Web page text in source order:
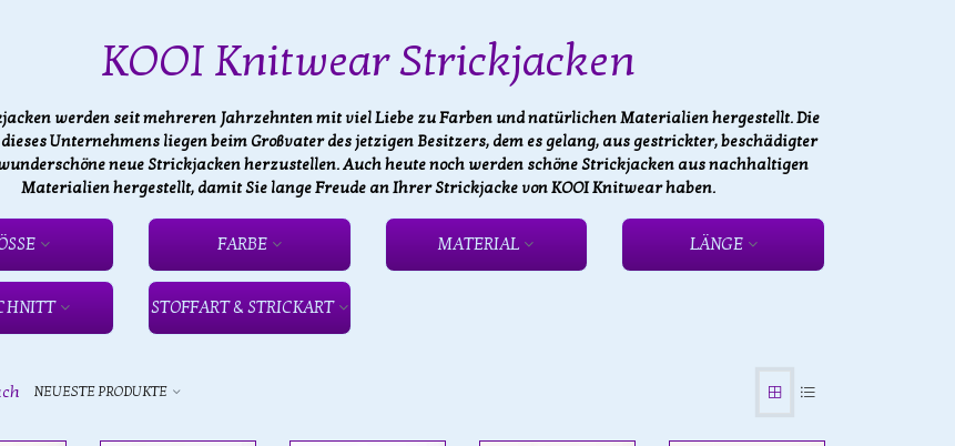
KOOI Knitwear Strickjacken
werden seit mehreren Jahrzehnten mit viel Liebe zu Farben und natürlichen Materialien hergestellt. Die
Unternehmens liegen beim Großvater des jetzigen Besitzers, dem es gelang, aus gestrickter, beschädigter
neue Strickjacken herzustellen. Auch heute noch werden schöne Strickjacken aus nachhaltigen
Materialien hergestellt, damit Sie lange Freude an Ihrer Strickjacke von KOOI Knitwear haben.
FARBE MATERIAL LÄNGE
STOFFART & STRICKART
NEUESTE PRODUKTE